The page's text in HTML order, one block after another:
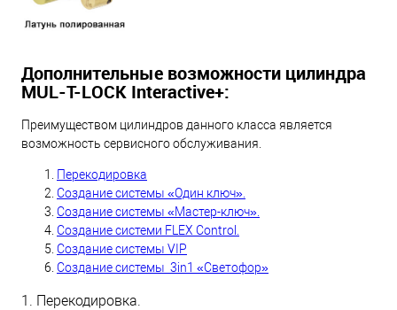
Дополнительные возможности цилиндра
MUL-T-LOCK Interactive+:
Преимуществом цилиндров данного класса является
возможность сервисного обслуживания.
Перекодировка
Создание системы «Один ключ».
Создание системы «Мастер-ключ».
Создание системи FLEX Control.
Создание системы VIP
Создание системы 3in1 «Светофор»
1. Перекодировка.